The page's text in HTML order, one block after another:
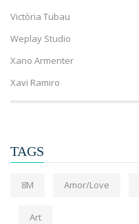
Victòria Tubau
Weplay Studio
Xano Armenter
Xavi Ramiro
TAGS
8M Amor/Love
Art